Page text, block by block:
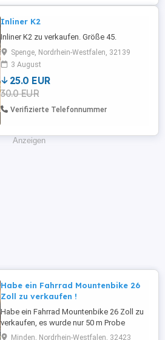
Inliner K2
Inliner K2 zu verkaufen. Größe 45.
Spenge, Nordrhein-Westfalen, 32139
3 August
25.0 EUR
30.0 EUR
Verifizierte Telefonnummer
Anzeigen
Habe ein Fahrrad Mountenbike 26
Zoll zu verkaufen !
Habe ein Fahrrad Mountenbike 26 Zoll zu
verkaufen, es wurde nur 50 m Probe
gefahren beim Kauf. es ist 1000 prozent in
Minden, Nordrhein-Westfalen, 32423